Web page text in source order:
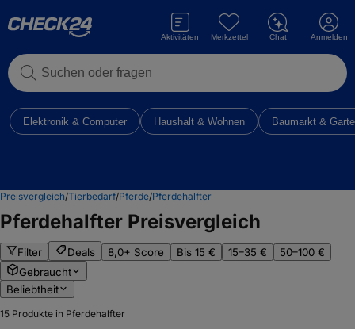
Suchen oder fragen
Aktivitäten Merkzettel Chat Anmelden
Elektronik & Computer Haushalt & Wohnen Baumarkt &
Preisvergleich/Tierbedarf/Pferde/Pferdehalfter
Pferdehalfter Preisvergleich
Filter Deals 8,0+ Score Bis 15 € 15–35 €
50–100 €
Gebraucht
Beliebtheit
15 Produkte in Pferdehalfter